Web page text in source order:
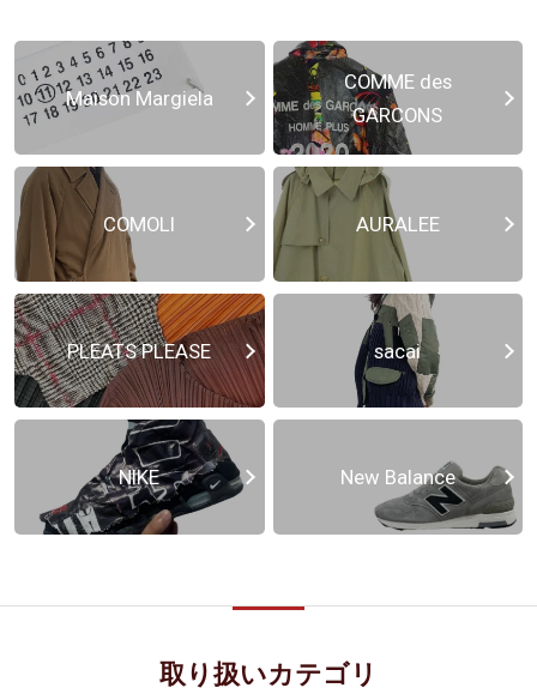
Maison Margiela
COMME des
GARCONS
COMOLI AURALEE
PLEATS PLEASE sacai
NIKE New Balance
取り扱いカテゴリ